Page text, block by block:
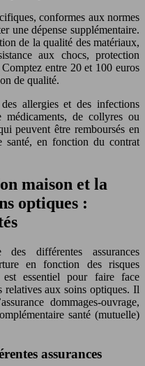
conformes aux normes
une dépense supplémentaire.
de la qualité des matériaux,
aux chocs, protection
entre 20 et 100 euros
de qualité.
allergies et des infections
médicaments, de collyres ou
peuvent être remboursés en
en fonction du contrat
maison et la
optiques :
différentes assurances
en fonction des risques
essentiel pour faire face
relatives aux soins optiques. Il
dommages-ouvrage,
santé (mutuelle)
assurances